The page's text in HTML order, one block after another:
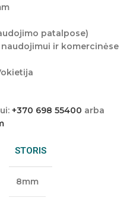
patalpose)
ir komercinėse
+370 698 55400 arba
STORIS
8mm